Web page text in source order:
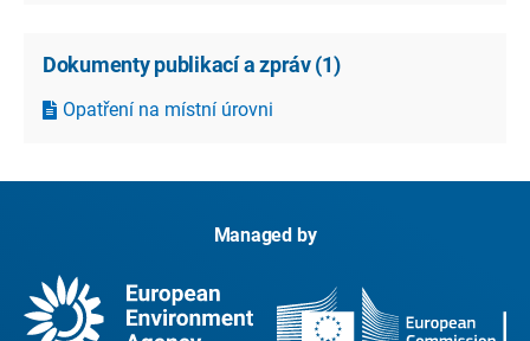
Dokumenty publikací a zpráv (1)
Opatření na místní úrovni
Managed by